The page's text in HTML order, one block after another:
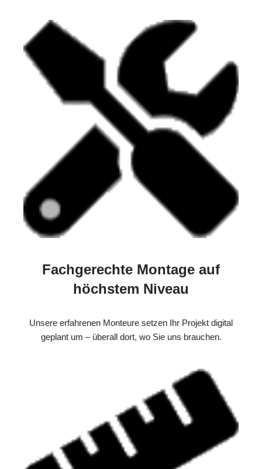
Fachgerechte Montage auf
höchstem Niveau
Unsere erfahrenen Monteure setzen Ihr Projekt digital
geplant um – überall dort, wo Sie uns brauchen.